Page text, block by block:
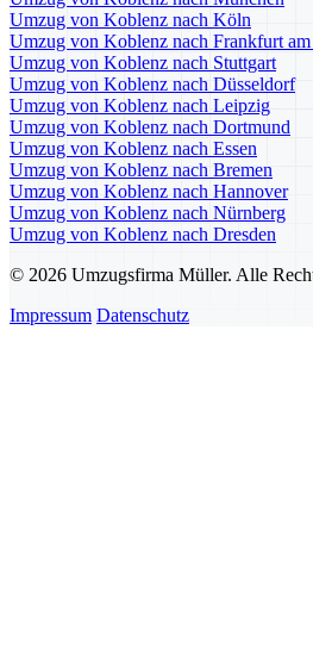
Umzug von Koblenz nach Köln
Umzug von Koblenz nach Frankfurt
Umzug von Koblenz nach Stuttgart
Umzug von Koblenz nach Düsseldorf
Umzug von Koblenz nach Leipzig
Umzug von Koblenz nach Dortmund
Umzug von Koblenz nach Essen
Umzug von Koblenz nach Bremen
Umzug von Koblenz nach Hannover
Umzug von Koblenz nach Nürnberg
Umzug von Koblenz nach Dresden
© 2026 Umzugsfirma Müller. Alle
Impressum Datenschutz